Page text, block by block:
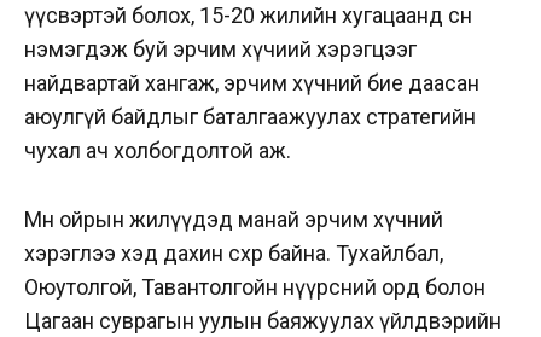
үүсвэртэй болох, 15-20 жилийн хугацаанд өсөн
нэмэгдэж буй эрчим хүчиий хэрэгцээг
найдвартай хангаж, эрчим хүчний бие даасан
аюулгүй байдлыг баталгаажуулах стратегийн
чухал ач холбогдолтой аж.
Мөн ойрын жилүүдэд манай эрчим хүчний
хэрэглээ хэд дахин өсөхөөр байна. Тухайлбал,
Оюутолгой, Тавантолгойн нүүрсний орд болон
Цагаан суврагын уулын баяжуулах үйлдвэрийн